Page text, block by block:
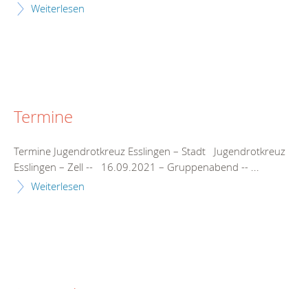
Weiterlesen
Termine
Termine Jugendrotkreuz Esslingen – Stadt Jugendrotkreuz
Esslingen – Zell -- 16.09.2021 – Gruppenabend -- ...
Weiterlesen